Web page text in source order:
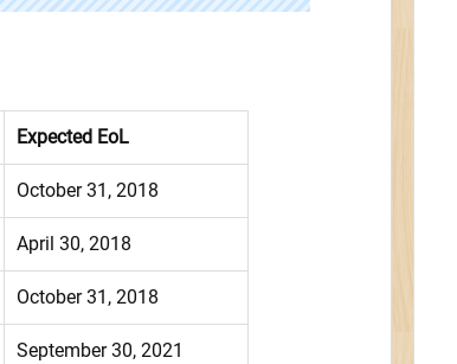
Expected EoL
October 31, 2018
April 30, 2018
October 31, 2018
September 30, 2021